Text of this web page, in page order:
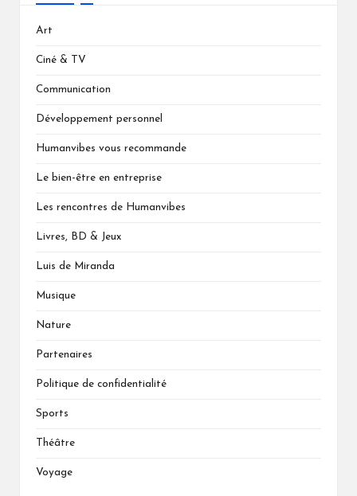
Art
Ciné & TV
Communication
Développement personnel
Humanvibes vous recommande
Le bien-être en entreprise
Les rencontres de Humanvibes
Livres, BD & Jeux
Luis de Miranda
Musique
Nature
Partenaires
Politique de confidentialité
Sports
Théâtre
Voyage